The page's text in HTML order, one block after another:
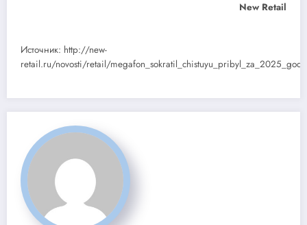
New Retail
Источник: http://new-
retail.ru/novosti/retail/